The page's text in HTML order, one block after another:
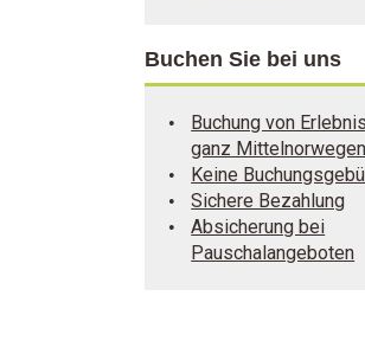
Buchen Sie bei uns
Buchung von
ganz Mittelnorwegen
Keine
Sichere Bezahlung
Absicherung bei
Pauschalangeboten